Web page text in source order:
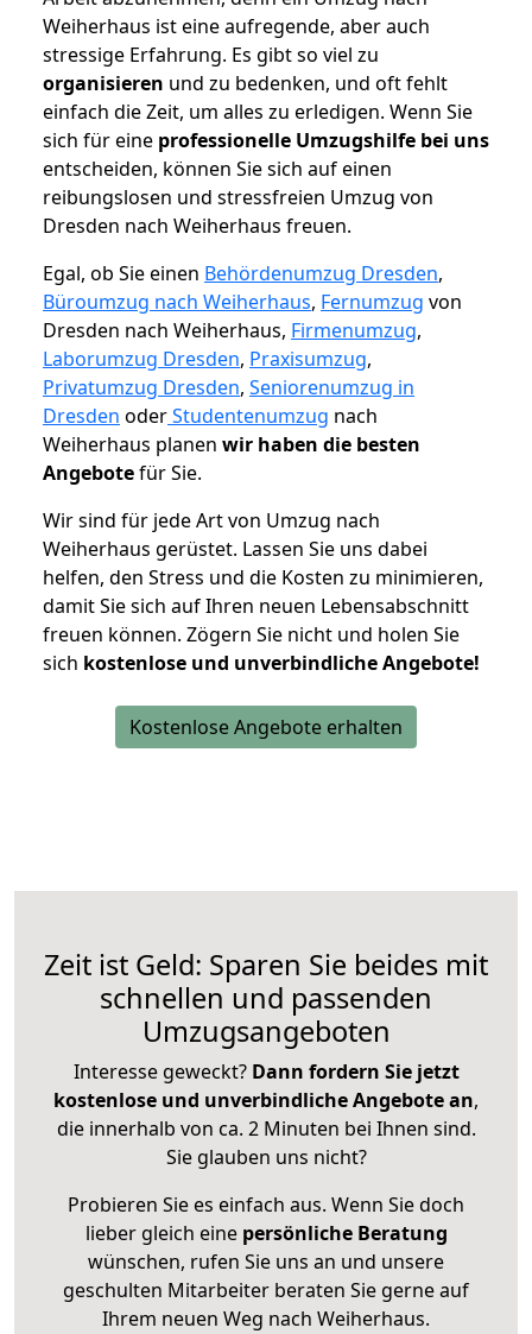
Weiherhaus ist eine aufregende, aber auch
stressige Erfahrung. Es gibt so viel zu
organisieren und zu bedenken, und oft fehlt
einfach die Zeit, um alles zu erledigen. Wenn Sie
sich für eine professionelle Umzugshilfe bei uns
entscheiden, können Sie sich auf einen
reibungslosen und stressfreien Umzug von
Dresden nach Weiherhaus freuen.
Egal, ob Sie einen Behördenumzug Dresden,
Büroumzug nach Weiherhaus, Fernumzug von
Dresden nach Weiherhaus, Firmenumzug,
Laborumzug Dresden, Praxisumzug,
Privatumzug Dresden, Seniorenumzug in
Dresden oderStudentenumzug nach
Weiherhaus planen wir haben die besten
Angebotefür Sie.
Wir sind für jede Art von Umzug nach
Weiherhaus gerüstet. Lassen Sie uns dabei
helfen, den Stress und die Kosten zu minimieren,
damit Sie sich auf Ihren neuen Lebensabschnitt
freuen können. Zögern Sie nicht und holen Sie
sich kostenlose und unverbindliche Angebote!
Kostenlose Angebote erhalten
Zeit ist Geld: Sparen Sie beides mit
schnellen und passenden
Umzugsangeboten
Interesse geweckt? Dann fordern Sie jetzt
kostenlose und unverbindliche Angebote an,
die innerhalb von ca. 2 Minuten bei Ihnen sind.
Sie glauben uns nicht?
Probieren Sie es einfach aus. Wenn Sie doch
lieber gleich eine persönliche Beratung
wünschen, rufen Sie uns an und unsere
geschulten Mitarbeiter beraten Sie gerne auf
Ihrem neuen Weg nach Weiherhaus.